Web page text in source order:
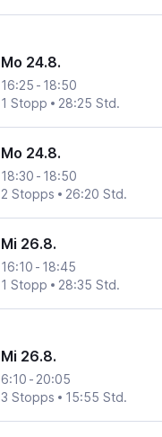
Mo 24.8.
16:25 - 18:50
1 Stopp
28:25 Std.
Mo 24.8.
18:30 - 18:50
2 Stopps
26:20 Std.
Mi 26.8.
16:10 - 18:45
1 Stopp
28:35 Std.
Mi 26.8.
6:10 - 20:05
3 Stopps
15:55 Std.